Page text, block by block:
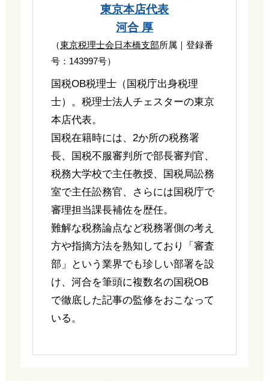
東京本店代表
河合 厚
（東京税理士会日本橋支部所属｜登録番
号：143997号）
国税OB税理士（国税庁出身税理
士）。税理士法人チェスターの東京
本店代表。
国税在籍時には、2か所の税務署
長、国税不服審判所で部長審判官、
税務大学校で主任教授、国税局訟務
室で主任訟務官、さらには国税庁で
審理担当課長補佐を歴任。
難解な税務論点など税務署側の考え
方や指摘方法を熟知しており「審査
部」という業界でも珍しい部署を設
け、河合を筆頭に複数名の国税OB
で徹底した記事の監修をおこなって
いる。